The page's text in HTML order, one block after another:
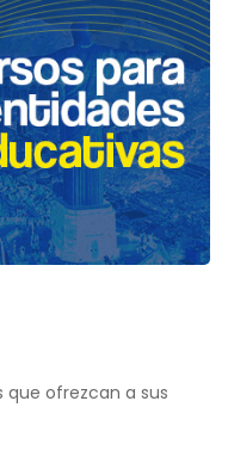
que ofrezcan a sus